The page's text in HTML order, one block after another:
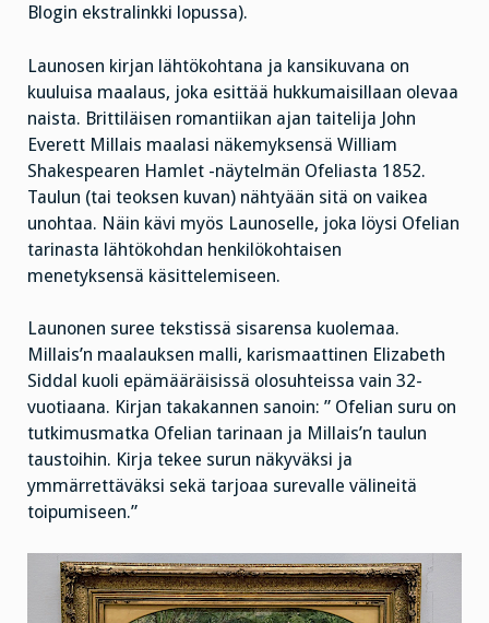
Blogin ekstralinkki lopussa).
Launosen kirjan lähtökohtana ja kansikuvana on
kuuluisa maalaus, joka esittää hukkumaisillaan olevaa
naista. Brittiläisen romantiikan ajan taitelija John
Everett Millais maalasi näkemyksensä William
Shakespearen Hamlet -näytelmän Ofeliasta 1852.
Taulun (tai teoksen kuvan) nähtyään sitä on vaikea
unohtaa. Näin kävi myös Launoselle, joka löysi Ofelian
tarinasta lähtökohdan henkilökohtaisen
menetyksensä käsittelemiseen.
Launonen suree tekstissä sisarensa kuolemaa.
Millais’n maalauksen malli, karismaattinen Elizabeth
Siddal kuoli epämääräisissä olosuhteissa vain 32-
vuotiaana. Kirjan takakannen sanoin: ” Ofelian suru on
tutkimusmatka Ofelian tarinaan ja Millais’n taulun
taustoihin. Kirja tekee surun näkyväksi ja
ymmärrettäväksi sekä tarjoaa surevalle välineitä
toipumiseen.”